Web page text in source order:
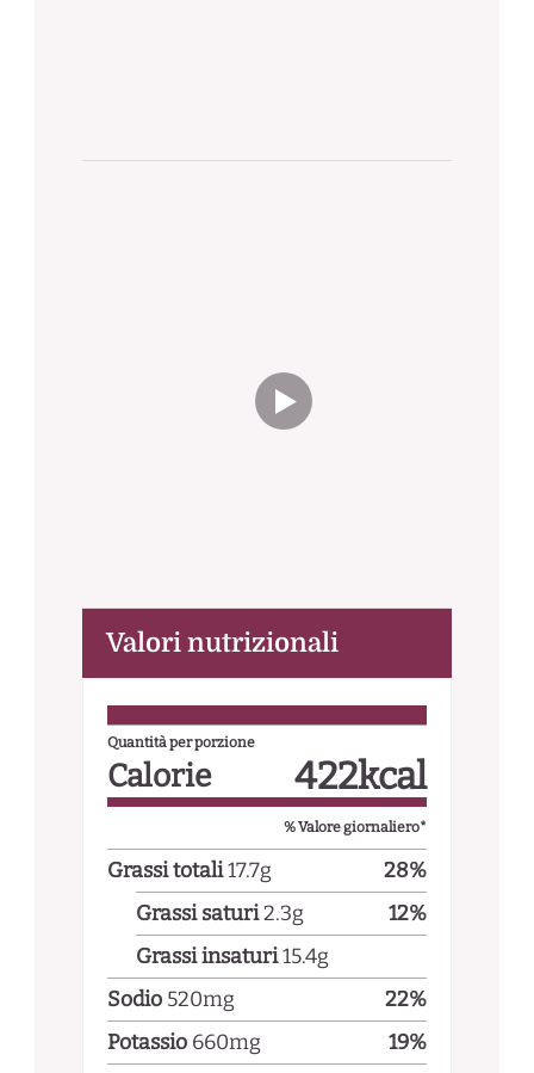
Valori nutrizionali
Quantità per porzione
Calorie 422kcal
% Valore giornaliero*
Grassi totali17.7g 28%
Grassi saturi2.3g 12%
Grassi insaturi15.4g
Sodio 520mg 22%
Potassio 660mg 19%